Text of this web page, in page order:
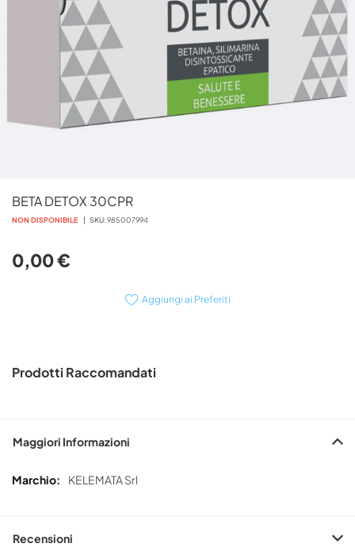
BETA DETOX 30CPR
NON DISPONIBILE SKU 985007994
0,00 €
Aggiungi ai Preferiti
all'inizio
della
immagini
Prodotti Raccomandati
Maggiori Informazioni
Maggiori
KELEMATA Srl
Recensioni